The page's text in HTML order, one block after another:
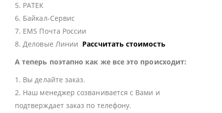
5. РАТЕК
6. Байкал-Сервис
7. EMS Почта России
8. Деловые Линии Рассчитать стоимость
А теперь поэтапно как же все это происходит:
1. Вы делайте заказ.
2. Наш менеджер созванивается с Вами и
подтверждает заказ по телефону.